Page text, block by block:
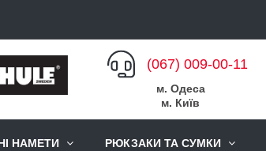
(067) 009-00-11
м. Одеса
м. Київ
НАМЕТИ РЮКЗАКИ ТА СУМКИ